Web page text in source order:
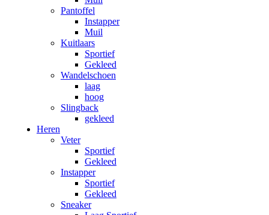
Pantoffel
Instapper
Muil
Kuitlaars
Sportief
Gekleed
Wandelschoen
laag
hoog
Slingback
gekleed
Heren
Veter
Sportief
Gekleed
Instapper
Sportief
Gekleed
Sneaker